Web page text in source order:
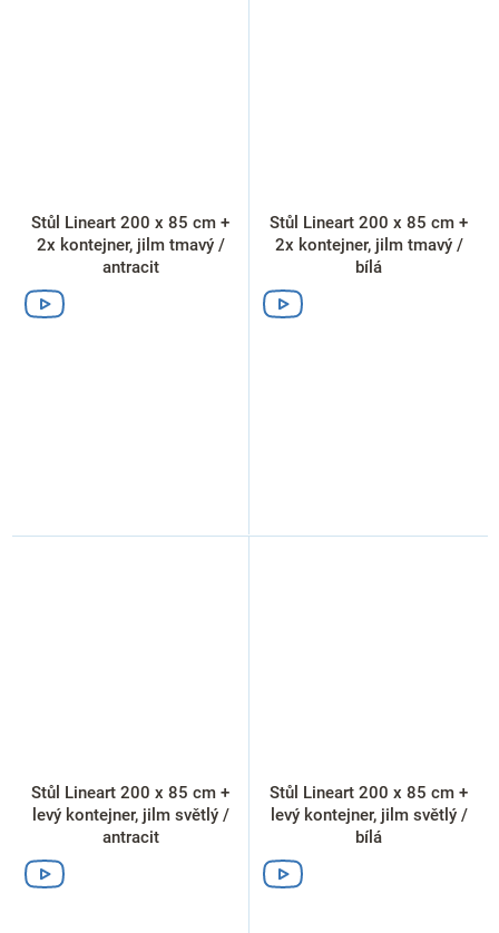
Stůl Lineart 200 x 85 cm +
2x kontejner, jilm tmavý /
antracit
Stůl Lineart 200 x 85 cm +
2x kontejner, jilm tmavý /
bílá
Stůl Lineart 200 x 85 cm +
levý kontejner, jilm světlý /
antracit
Stůl Lineart 200 x 85 cm +
levý kontejner, jilm světlý /
bílá